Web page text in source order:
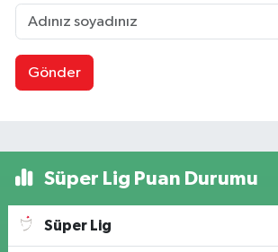
Gönder
Süper Lig Puan Durumu
Süper Lig